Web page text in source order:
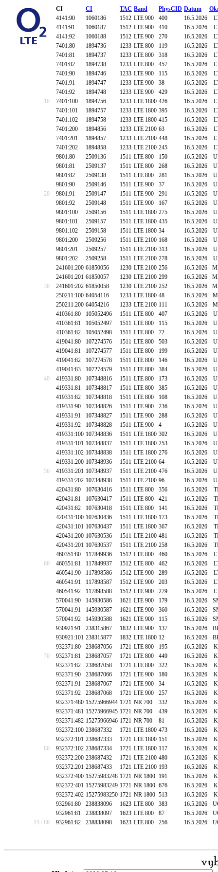
CI CI TAC Band PhysCID Datum
4141:90
1060186 1512 LTE 900 400 16.5.2026
4141:91
1060187 1512 LTE 900 410 16.5.2026
4141:92
1060188 1512 LTE 900 270 16.5.2026
7401:80
1894736 1233 LTE 800 119 16.5.2026
7401:81
1894737 1233 LTE 800 318 16.5.2026
7401:82
1894738 1233 LTE 800 457 16.5.2026
7401:90
1894746 1233 LTE 900 115 16.5.2026
7401:91
1894747 1233 LTE 900 38 16.5.2026
7401:92
1894748 1233 LTE 900 429 16.5.2026
10
7401:100 1894756 1233 LTE 1800 426 16.5.2026
7401:101
1894757 1233 LTE 1800 395 16.5.2026
7401:102
1894758 1233 LTE 1800 415 16.5.2026
7401:200
1894856 1233 LTE 2100 63 16.5.2026
7401:201
1894857 1233 LTE 2100 448 16.5.2026
7401:202
1894858 1233 LTE 2100 245 16.5.2026
9801:80
2509136 1511 LTE 800 150 16.5.2026
9801:81
2509137 1511 LTE 800 268 16.5.2026
9801:82
2509138 1511 LTE 800 281 16.5.2026
9801:90
2509146 1511 LTE 900 37 16.5.2026
20
9801:91 2509147 1511 LTE 900 291 16.5.2026
9801:92
2509148 1511 LTE 900 167 16.5.2026
9801:100
2509156 1511 LTE 1800 275 16.5.2026
9801:101
2509157 1511 LTE 1800 435 16.5.2026
9801:102
2509158 1511 LTE 1800 34 16.5.2026
9801:200
2509256 1511 LTE 2100 168 16.5.2026
9801:201
2509257 1511 LTE 2100 313 16.5.2026
9801:202
2509258 1511 LTE 2100 278 16.5.2026
241601:200 61850056 1230 LTE 2100 256 16.5.2026
241601:201 61850057 1230 LTE 2100 299 16.5.2026
30
241601:202 61850058 1230 LTE 2100 252 16.5.2026
250211:100 64054116 1233 LTE 1800 48 16.5.2026
250211:200 64054216 1233 LTE 2100 111 16.5.2026
410361:80
105052496 1511 LTE 800 407 16.5.2026
410361:81
105052497 1511 LTE 800 115 16.5.2026
410361:82
105052498 1511 LTE 800 72 16.5.2026
419041:80
107274576 1511 LTE 800 503 16.5.2026
419041:81
107274577 1511 LTE 800 199 16.5.2026
419041:82
107274578 1511 LTE 800 146 16.5.2026
419041:83
107274579 1511 LTE 800 384 16.5.2026
40
419331:80 107348816 1511 LTE 800 173 16.5.2026
419331:81
107348817 1511 LTE 800 385 16.5.2026
419331:82
107348818 1511 LTE 800 108 16.5.2026
419331:90
107348826 1511 LTE 900 236 16.5.2026
419331:91
107348827 1511 LTE 900 288 16.5.2026
419331:92
107348828 1511 LTE 900 4 16.5.2026
419331:100 107348836 1511 LTE 1800 302 16.5.2026
419331:101 107348837 1511 LTE 1800 253 16.5.2026
419331:102 107348838 1511 LTE 1800 276 16.5.2026
419331:200 107348936 1511 LTE 2100 64 16.5.2026
50
419331:201 107348937 1511 LTE 2100 476 16.5.2026
419331:202 107348938 1511 LTE 2100 96 16.5.2026
420431:80
107630416 1511 LTE 800 356 16.5.2026
420431:81
107630417 1511 LTE 800 421 16.5.2026
420431:82
107630418 1511 LTE 800 141 16.5.2026
420431:100 107630436 1511 LTE 1800 173 16.5.2026
420431:101 107630437 1511 LTE 1800 367 16.5.2026
420431:200 107630536 1511 LTE 2100 481 16.5.2026
420431:201 107630537 1511 LTE 2100 258 16.5.2026
460351:80
117849936 1512 LTE 800 460 16.5.2026
60
460351:81 117849937 1512 LTE 800 462 16.5.2026
460541:90
117898586 1512 LTE 900 289 16.5.2026
460541:91
117898587 1512 LTE 900 203 16.5.2026
460541:92
117898588 1512 LTE 900 279 16.5.2026
570041:90
145930586 1621 LTE 900 179 16.5.2026
570041:91
145930587 1621 LTE 900 360 16.5.2026
570041:92
145930588 1621 LTE 900 115 16.5.2026
930921:91
238315867 1832 LTE 900 137 16.5.2026
930921:101 238315877 1832 LTE 1800 12 16.5.2026
932371:80
238687056 1721 LTE 800 195 16.5.2026
70
932371:81 238687057 1721 LTE 800 449 16.5.2026
932371:82
238687058 1721 LTE 800 322 16.5.2026
932371:90
238687066 1721 LTE 900 180 16.5.2026
932371:91
238687067 1721 LTE 900 34 16.5.2026
932371:92
238687068 1721 LTE 900 257 16.5.2026
932371:480 15275966944 1721 NR 700 332 16.5.2026
932371:481 15275966945 1721 NR 700 439 16.5.2026
932371:482 15275966946 1721 NR 700 81 16.5.2026
932372:100 238687332 1721 LTE 1800 473 16.5.2026
932372:101 238687333 1721 LTE 1800 151 16.5.2026
80
932372:102 238687334 1721 LTE 1800 117 16.5.2026
932372:200 238687432 1721 LTE 2100 480 16.5.2026
932372:201 238687433 1721 LTE 2100 193 16.5.2026
932372:400 15275983248 1721 NR 1800 191 16.5.2026
932372:401 15275983249 1721 NR 1800 676 16.5.2026
932372:402 15275983250 1721 NR 1800 513 16.5.2026
932961:80
238838096 1623 LTE 800 383 16.5.2026
932961:81
238838097 1623 LTE 800 87 16.5.2026
15 / 88
932961:82 238838098 1623 LTE 800 256 16.5.2026